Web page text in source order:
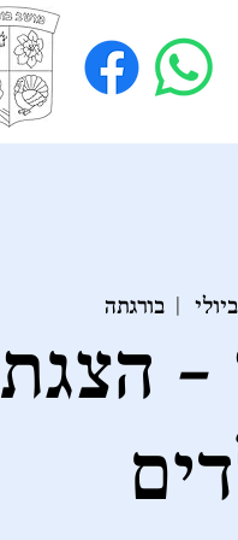
  |
בורגתה
- הצגת